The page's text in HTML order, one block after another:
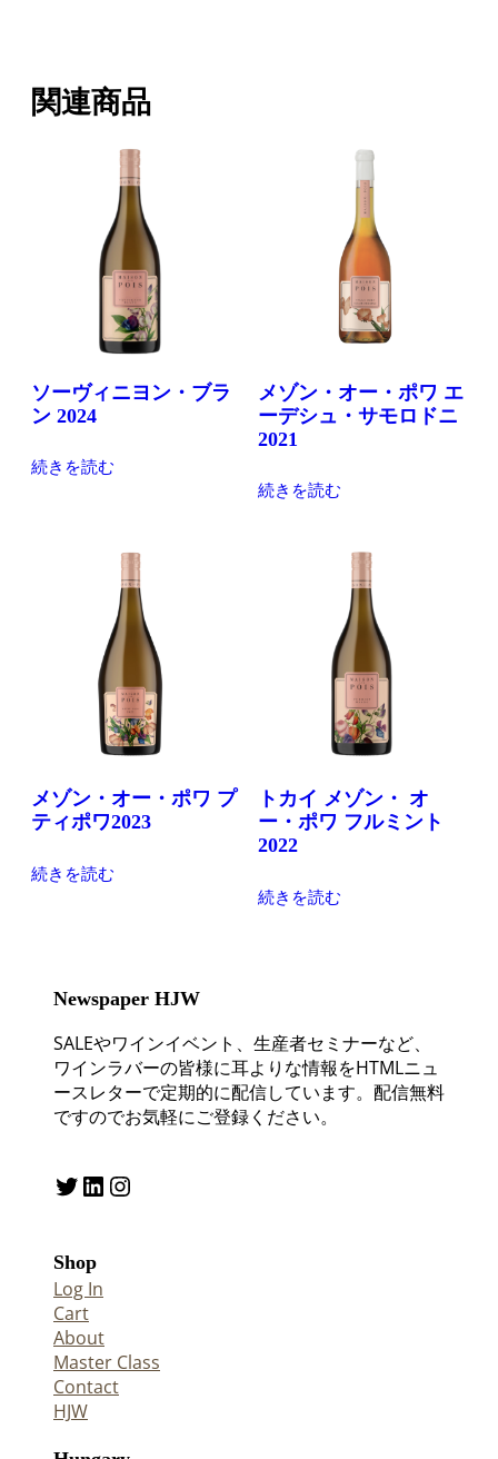
関連商品
ソーヴィニヨン・ブラ
ン 2024
続きを読む
メゾン・オー・ポワ エ
ーデシュ・サモロドニ
2021
続きを読む
メゾン・オー・ポワ プ
ティポワ2023
続きを読む
トカイ メゾン・ オ
ー・ポワ フルミント
2022
続きを読む
Newspaper HJW
SALEやワインイベント、生産者セミナーなど、
ワインラバーの皆様に耳よりな情報をHTMLニュ
ースレターで定期的に配信しています。配信無料
ですのでお気軽にご登録ください。
Twitter LinkedIn Instagram
Shop
Log In
Cart
About
Master Class
Contact
HJW